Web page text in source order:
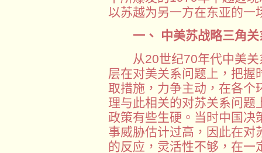
以苏越为另一方在东亚的一
一、 中美苏战略三角
从20世纪70年代中美关
层在对美关系问题上，把握
取措施，力争主动，在各个
理与此相关的对苏关系问题
政策有些生硬。当时中国决
事威胁估计过高，因此在对
的反应，灵活性不够，在一